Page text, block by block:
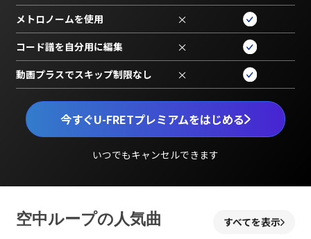
今すぐU-FRETプレミアムをはじめる
いつでもキャンセルできます
メトロノームを使用 ×
コード譜を自分用に編集 ×
動画プラスでスキップ制限なし ×
空中ループの人気曲 すべてを表示